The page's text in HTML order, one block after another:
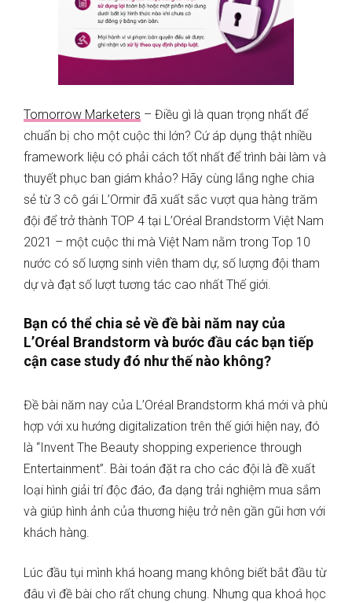
Tomorrow Marketers – Điều gì là quan trọng nhất để
chuẩn bị cho một cuộc thi lớn? Cứ áp dụng thật nhiều
framework liệu có phải cách tốt nhất để trình bài làm và
thuyết phục ban giám khảo? Hãy cùng lắng nghe chia
sẻ từ 3 cô gái L’Ormir đã xuất sắc vượt qua hàng trăm
đội để trở thành TOP 4 tại L’Oréal Brandstorm Việt Nam
2021 – một cuộc thi mà Việt Nam nằm trong Top 10
nước có số lượng sinh viên tham dự, số lượng đội tham
dự và đạt số lượt tương tác cao nhất Thế giới.
Bạn có thể chia sẻ về đề bài năm nay của
L’Oréal Brandstorm và bước đầu các bạn tiếp
cận case study đó như thế nào không?
Đề bài năm nay của L’Oréal Brandstorm khá mới và phù
hợp với xu hướng digitalization trên thế giới hiện nay, đó
là “Invent The Beauty shopping experience through
Entertainment”. Bài toán đặt ra cho các đội là đề xuất
loại hình giải trí độc đáo, đa dạng trải nghiệm mua sắm
và giúp hình ảnh của thương hiệu trở nên gần gũi hơn với
khách hàng.
Lúc đầu tụi mình khá hoang mang không biết bắt đầu từ
đâu vì đề bài cho rất chung chung. Nhưng qua khoá học